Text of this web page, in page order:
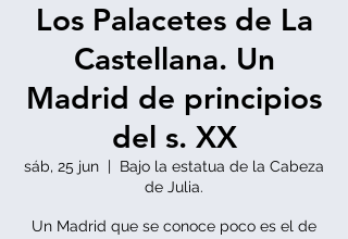
Los Palacetes de La
Castellana. Un
Madrid de principios
del s. XX
sáb, 25 jun
  |
Bajo la estatua de la Cabeza
de Julia.
Un Madrid que se conoce poco es el de